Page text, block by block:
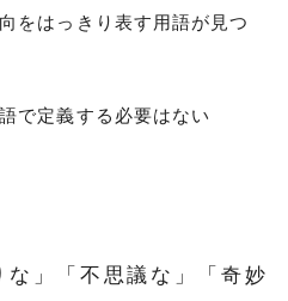
をはっきり表す用語が見つ
で定義する必要はない
」「不思議な」「奇妙